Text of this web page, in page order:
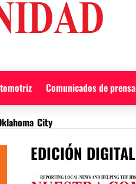
Comunicados de prensa
City
EDICIÓN DIGITAL